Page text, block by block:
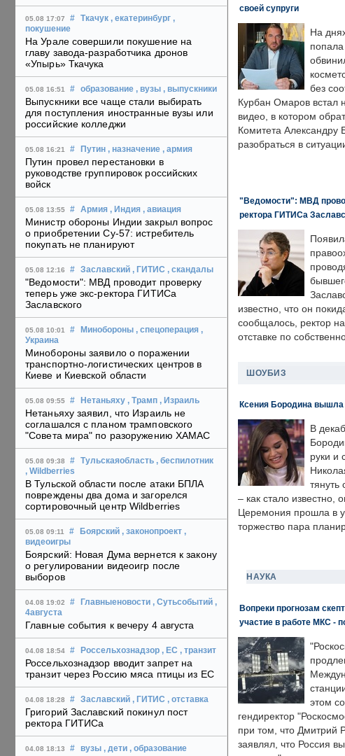
05.08 17:07 # Ткачук , екатеринбург ,
покушение
На Урале совершили покушение на
главу завода-разработчика дронов
«Упырь» Ткачука
05.08 16:51 # образование , вузы , выпускники
Выпускники все чаще стали выбирать
для поступления иностранные вузы или
российские колледжи
05.08 16:21 # Путин , назначение , армия
Путин провел перестановки в
руководстве группировок российских
войск
05.08 13:55 # Армия , Индия , авиация
Министр обороны Индии закрыл вопрос
о приобретении Су-57: истребитель
покупать не планируют
05.08 12:16 # Заславский , ГИТИС , скандалы
"Ведомости": МВД проводит проверку
теперь уже экс-ректора ГИТИСа
Заславского
05.08 10:01 # Минобороны , спецоперация ,
Украина
Минобороны заявило о поражении
транспортно-логистических центров в
Киеве и Киевской области
05.08 09:55 # Нетаньяху , Трамп , Израиль
Нетаньяху заявил, что Израиль не
соглашался с планом трамповского
"Совета мира" по разоружению ХАМАС
05.08 09:38 # Тульскаяобласть , беспилотник
, Wildberries
В Тульской области после атаки БПЛА
повреждены два дома и загорелся
сортировочный центр Wildberries
05.08 09:11 # Боярский , законопроект ,
видеоигры
Боярский: Новая Дума вернется к закону
о регулировании видеоигр после
выборов
04.08 19:02 # Главныеновости , Сутьсобытий ,
4августа
Главные события к вечеру 4 августа
04.08 18:54 # Россельхознадзор , ЕС , транзит
Россельхознадзор вводит запрет на
транзит через Россию мяса птицы из ЕС
04.08 18:28 # Заславский , ГИТИС , отставка
Григорий Заславский покинул пост
ректора ГИТИСа
04.08 18:13 # вузы , дети , образование
своей супруги
На
без
Курбан Омаров встал
видео, в котором
Комитета Александру
разобраться в
"Ведомости": МВД
ректора ГИТИСа
известно, что он
сообщалось, ректор
отставке по
ШОУБИЗ
Ксения Бородина
В
руки и
– как стало известно,
Церемония прошла в
торжество пара
НАУКА
Вопреки прогнозам
участие в работе МКС -
этом
гендиректор
при том, что Дмитрий
заявлял, что Россия